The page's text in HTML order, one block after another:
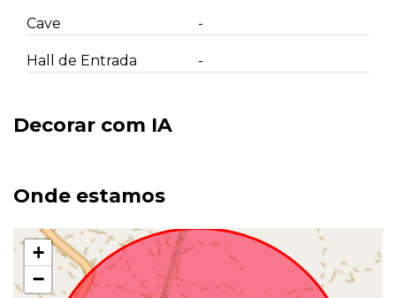
Cave -
Hall de Entrada -
Decorar com IA
Onde estamos
+
−